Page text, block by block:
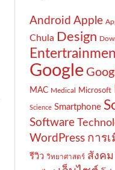
Android Apple
Chula Design
Google
MAC Medical Microsoft
Science Smartphone
Software
WordPress การเ
รีวิว วิทยาศาสตร์ สังคม